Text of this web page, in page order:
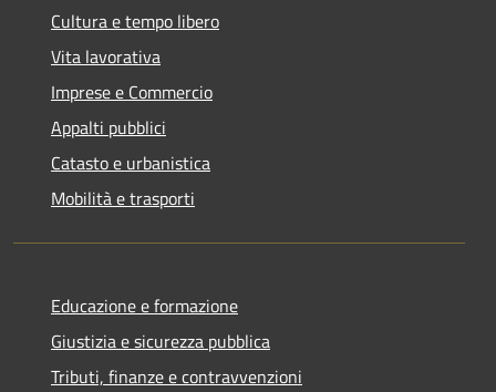
Cultura e tempo libero
Vita lavorativa
Imprese e Commercio
Appalti pubblici
Catasto e urbanistica
Mobilità e trasporti
Educazione e formazione
Giustizia e sicurezza pubblica
Tributi, finanze e contravvenzioni